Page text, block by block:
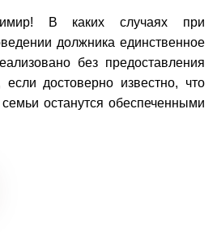
В каких случаях при
должника единственное
без предоставления
достоверно известно, что
останутся обеспеченными